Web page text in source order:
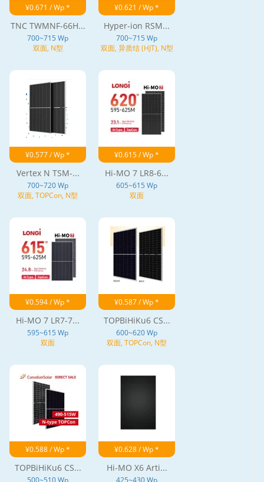
¥0.671 / Wp *
TNC TWMNF-66H...
700~715 Wp
双面, N型
¥0.621 / Wp *
Hyper-ion RSM...
700~715 Wp
双面, 异质结 (HJT), N型
¥0.577 / Wp *
Vertex N TSM-...
700~720 Wp
双面, TOPCon, N型
¥0.615 / Wp *
Hi-MO 7 LR8-6...
605~615 Wp
双面
¥0.594 / Wp *
Hi-MO 7 LR7-7...
595~615 Wp
双面
¥0.587 / Wp *
TOPBiHiKu6 CS...
600~620 Wp
双面, TOPCon, N型
¥0.588 / Wp *
TOPBiHiKu6 CS...
¥0.628 / Wp *
Hi-MO X6 Arti...